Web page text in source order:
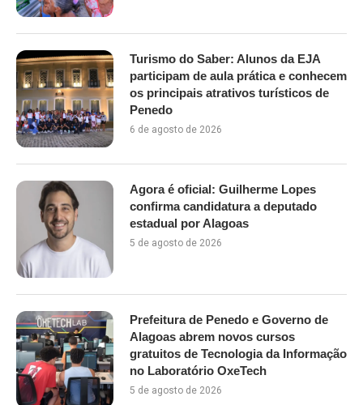
Turismo do Saber: Alunos da EJA
participam de aula prática e conhecem
os principais atrativos turísticos de
Penedo
6 de agosto de 2026
Agora é oficial: Guilherme Lopes
confirma candidatura a deputado
estadual por Alagoas
5 de agosto de 2026
Prefeitura de Penedo e Governo de
Alagoas abrem novos cursos
gratuitos de Tecnologia da Informação
no Laboratório OxeTech
5 de agosto de 2026